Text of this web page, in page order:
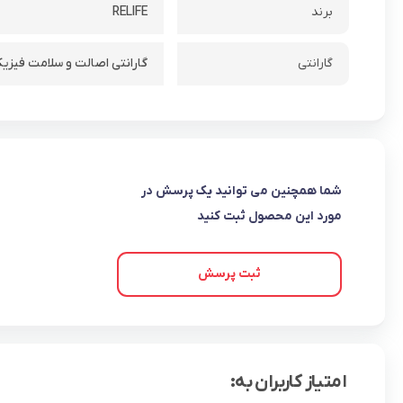
برند RELIFE
گارانتی گارانتی اصالت و سلامت
شما همچنین می توانید یک پرسش در
مورد این محصول ثبت کنید
ثبت پرسش
امتیاز کاربران به: